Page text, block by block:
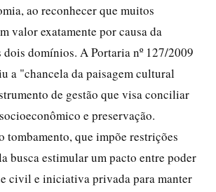
ao reconhecer que muitos
valor exatamente por causa da
dois domínios. A Portaria nº 127/2009
a "chancela da paisagem cultural
de gestão que visa conciliar
e preservação.
tombamento, que impõe restrições
busca estimular um pacto entre poder
civil e iniciativa privada para manter